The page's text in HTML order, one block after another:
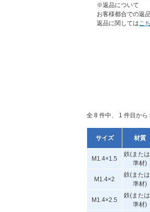
※返品について
お客様都合での返
返品に関してはこ
全 8 件中、 1 件目か
サイズ 材質
M1.4×1.5
鉄(また
準材)
M1.4×2
鉄(また
準材)
M1.4×2.5
鉄(また
準材)